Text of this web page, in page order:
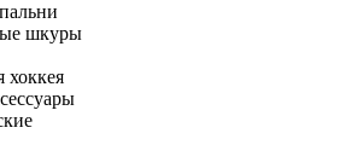
шкуры
хоккея